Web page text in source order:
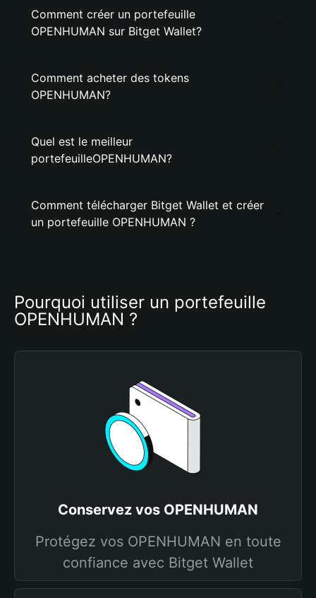
Comment créer un portefeuille
OPENHUMAN sur Bitget Wallet?
Comment acheter des tokens
OPENHUMAN?
Quel est le meilleur
portefeuilleOPENHUMAN?
Comment télécharger Bitget Wallet et créer
un portefeuille OPENHUMAN ?
Pourquoi utiliser un portefeuille
OPENHUMAN ?
Conservez vos OPENHUMAN
Protégez vos OPENHUMAN en toute
confiance avec Bitget Wallet